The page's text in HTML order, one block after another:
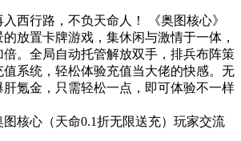
西行路，不负天命人！ 《奥图核心》
放置卡牌游戏，集休闲与激情于一体，
。全局自动托管解放双手，排兵布阵策
系统，轻松体验充值当大佬的快感。无
氪金，只需轻松一点，即可体验不一样
核心（天命0.1折无限送充）玩家交流